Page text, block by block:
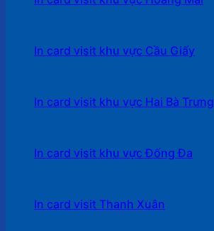
In card visit khu vực Cầu Giấy
In card visit khu vực Hai Bà Trưng
In card visit khu vực Đống Đa
In card visit Thanh Xuân